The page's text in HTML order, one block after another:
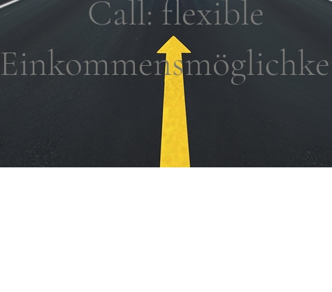
Call: flexible